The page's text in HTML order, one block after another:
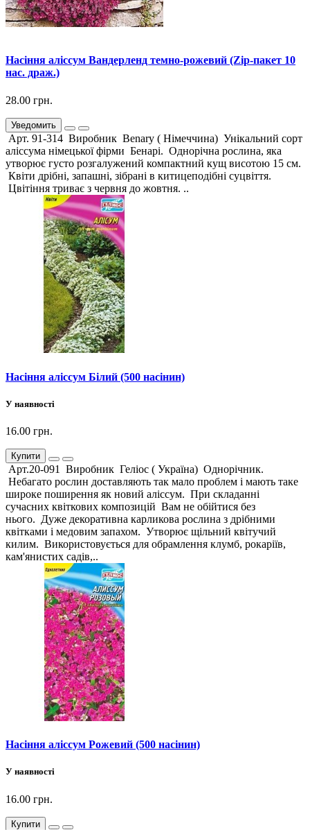
Насіння аліссум Вандерленд темно-рожевий (Zip-пакет 10
нас. драж.)
28.00 грн.
Уведомить
Арт. 91-314 Виробник Benary ( Німеччина) Унікальний сорт
аліссума німецької фірми Бенарі. Однорічна рослина, яка
утворює густо розгалужений компактний кущ висотою 15 см.
Квіти дрібні, запашні, зібрані в китицеподібні суцвіття.
Цвітіння триває з червня до жовтня. ..
Насіння аліссум Білий (500 насінин)
У наявності
16.00 грн.
Купити
Арт.20-091 Виробник Геліос ( Україна) Однорічник.
Небагато рослин доставляють так мало проблем і мають таке
широке поширення як новий аліссум. При складанні
сучасних квіткових композицій Вам не обійтися без
нього. Дуже декоративна карликова рослина з дрібними
квітками і медовим запахом. Утворює щільний квітучий
килим. Використовується для обрамлення клумб, рокаріїв,
кам'янистих садів,..
Насіння аліссум Рожевий (500 насінин)
У наявності
16.00 грн.
Купити